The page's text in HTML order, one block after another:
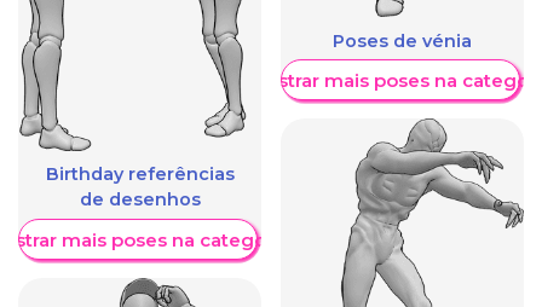
Birthday referências
de desenhos
mais poses na categoria
Poses de vénia
Mostrar mais poses na